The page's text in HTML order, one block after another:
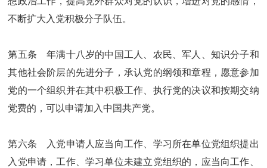
不断扩大入党积极分子队伍。
第五条 年满十八岁的中国工人、农民、军人、知识分子和
其他社会阶层的先进分子，承认党的纲领和章程，愿意参加
党的一个组织并在其中积极工作、执行党的决议和按期交纳
党费的，可以申请加入中国共产党。
第六条 入党申请人应当向工作、学习所在单位党组织提出
入党申请，工作、学习单位未建立党组织的，应当向工作、